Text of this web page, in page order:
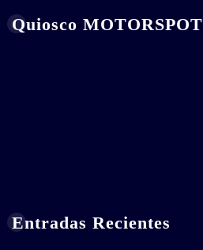
Quiosco MOTORSPOT
Entradas Recientes